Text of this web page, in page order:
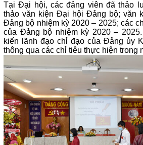
Tại Đại hội, các đảng viên đã thảo
thảo văn kiện Đại hội Đảng bộ; văn
Đảng bộ nhiệm kỳ 2020 – 2025; các
của Đảng bộ nhiệm kỳ 2020 –
kiến lãnh đạo chỉ đạo của Đảng ủy
thông qua các chỉ tiêu thực hiện trong